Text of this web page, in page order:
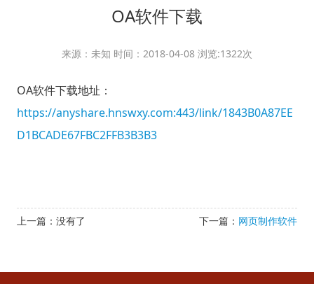
OA软件下载
来源：未知 时间：2018-04-08 浏览:1322次
OA软件下载地址：
https://anyshare.hnswxy.com:443/link/1843B0A87EE
D1BCADE67FBC2FFB3B3B3
上一篇：没有了 下一篇： 网页制作软件